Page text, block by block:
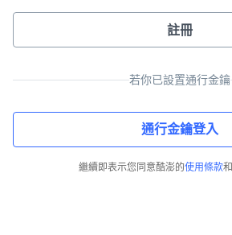
註冊
若你已設置通行金鑰
通行金鑰登入
繼續即表示您同意酷澎的使用條款和